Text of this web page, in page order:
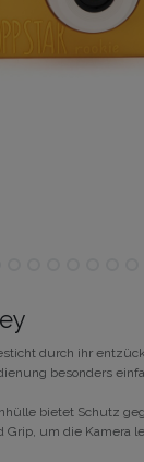
durch ihr
besonders
bietet Schutz
um die Kamera